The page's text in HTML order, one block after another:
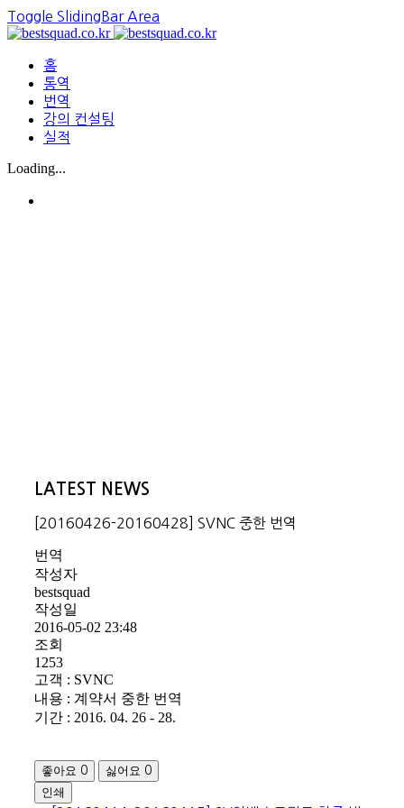
Toggle SlidingBar Area
홈
통역
번역
강의 컨설팅
실적
Loading...
LATEST NEWS
[20160426-20160428] SVNC 중한 번역
번역
작성자
bestsquad
작성일
2016-05-02 23:48
조회
1253
고객 : SVNC
내용 : 계약서 중한 번역
기간 : 2016. 04. 26 - 28.
좋아요 0 싫어요 0
인쇄